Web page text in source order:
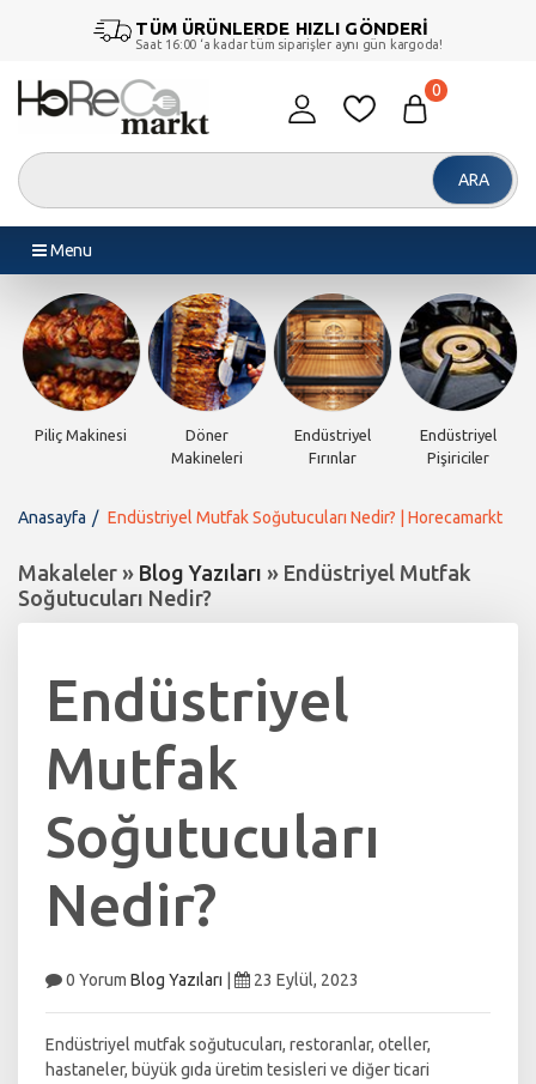
TÜM ÜRÜNLERDE HIZLI GÖNDERİ
Saat 16:00 ‘a kadar tüm siparişler aynı gün kargoda!
ARA
0
Menu
Hazırlık
Diğer Ürünler
Porselen
Grubu
Cam Grubu
Anasayfa Endüstriyel Mutfak Soğutucuları Nedir? | Horecamarkt
Makaleler » Blog Yazıları » Endüstriyel Mutfak
Soğutucuları Nedir?
Endüstriyel
Mutfak
Soğutucuları
Nedir?
0 Yorum Blog Yazıları 23 Eylül, 2023
Endüstriyel mutfak soğutucuları, restoranlar, oteller,
hastaneler, büyük gıda üretim tesisleri ve diğer ticari